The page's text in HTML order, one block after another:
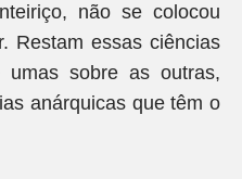
não se colocou
Restam essas ciências
sobre as outras,
anárquicas que têm o